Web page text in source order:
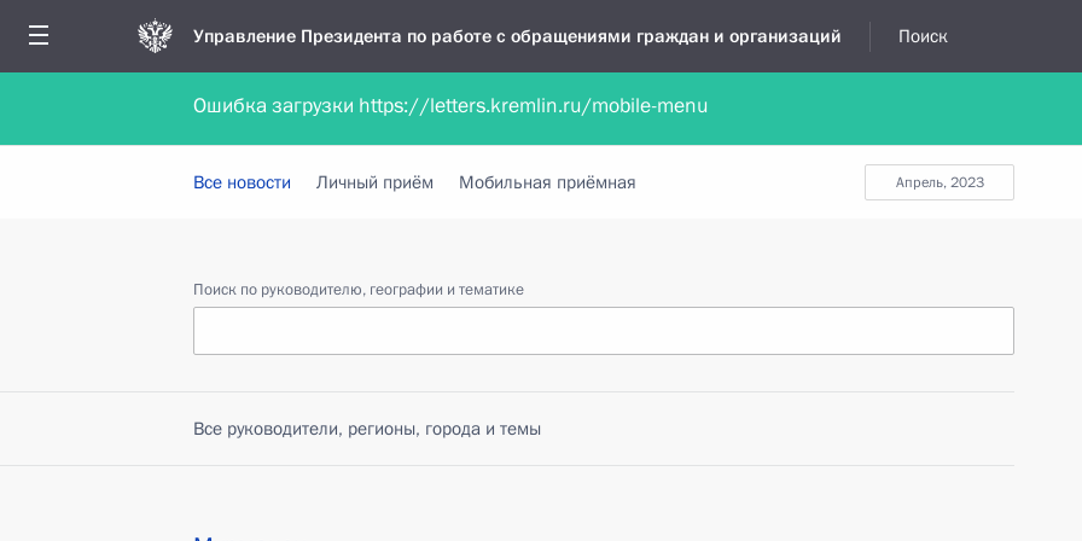
Управление Президента по работе с обращениями граждан и организаций Поиск
Обратиться в форме электронного документа Обратиться в устной форме
апрель, 2023
Все новости Личный приём Мобильная приёмная
Поиск по руководителю, географии и тематике
Все руководители, регионы, города и темы
Ошибка загрузки https://letters.kremlin.ru/mobile-menu